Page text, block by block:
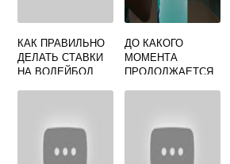
КАК ПРАВИЛЬНО
ДЕЛАТЬ СТАВКИ
НА ВОЛЕЙБОЛ
ДО КАКОГО
МОМЕНТА
ПРОДОЛЖАЕТСЯ